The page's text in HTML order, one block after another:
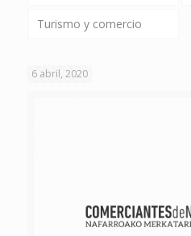
Turismo y comercio
6 abril, 2020